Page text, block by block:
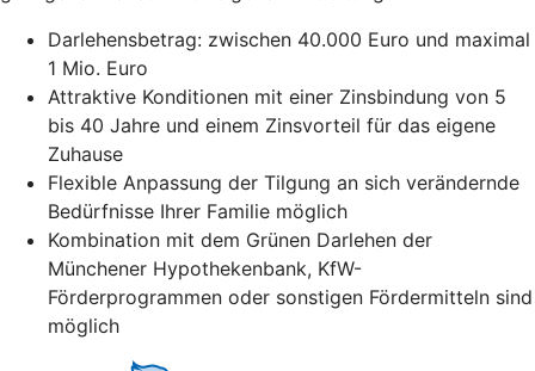
Darlehensbetrag: zwischen 40.000 Euro und maximal
1 Mio. Euro
Attraktive Konditionen mit einer Zinsbindung von 5
bis 40 Jahre und einem Zinsvorteil für das eigene
Zuhause
Flexible Anpassung der Tilgung an sich verändernde
Bedürfnisse Ihrer Familie möglich
Kombination mit dem Grünen Darlehen der
Münchener Hypothekenbank, KfW-
Förderprogrammen oder sonstigen Fördermitteln sind
möglich